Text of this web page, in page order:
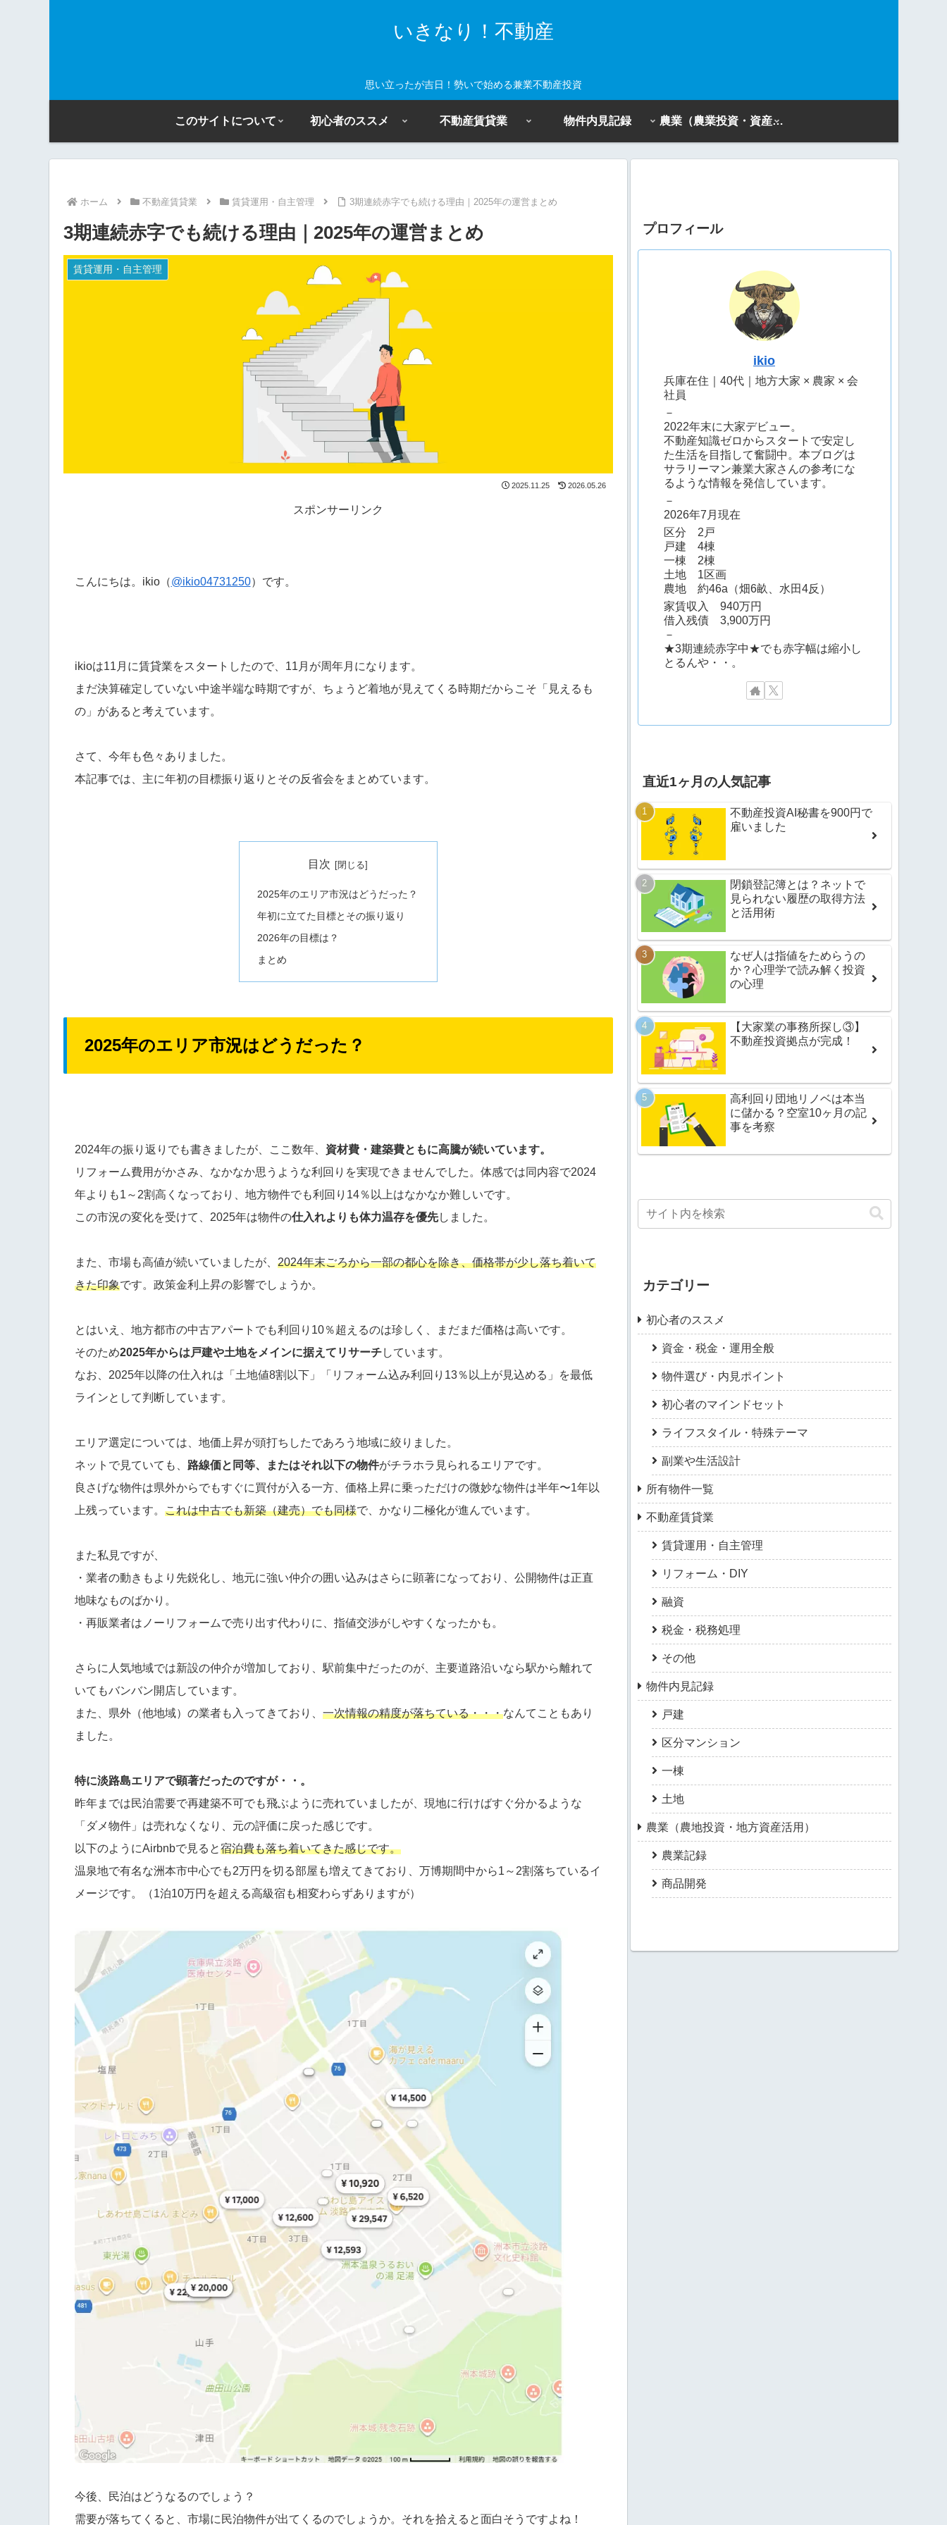
いきなり！不動産
思い立ったが吉日！勢いで始める兼業不動産投資
このサイトについて 初心者のススメ 不動産賃貸業 物件内見記録 農業（農業投資・資産活用）
ホーム 不動産賃貸業 賃貸運用・自主管理 3期連続赤字でも続ける理由｜2025年の運営まとめ
3期連続赤字でも続ける理由｜2025年の運営まとめ
賃貸運用・自主管理
2025.11.25 2026.05.26
スポンサーリンク
こんにちは。ikio（@ikio04731250）です。
ikioは11月に賃貸業をスタートしたので、11月が周年月になります。
まだ決算確定していない中途半端な時期ですが、ちょうど着地が見えてくる時期だからこそ「見えるも
の」があると考えています。
さて、今年も色々ありました。
本記事では、主に年初の目標振り返りとその反省会をまとめています。
目次
2025年のエリア市況はどうだった？
年初に立てた目標とその振り返り
2026年の目標は？
まとめ
2025年のエリア市況はどうだった？
2024年の振り返りでも書きましたが、ここ数年、 資材費・建築費ともに高騰が続いています。
リフォーム費用がかさみ、なかなか思うような利回りを実現できませんでした。体感では同内容で2024
年よりも1～2割高くなっており、地方物件でも利回り14％以上はなかなか難しいです。
この市況の変化を受けて、2025年は物件の仕入れよりも体力温存を優先しました。
また、市場も高値が続いていましたが、 2024年末ごろから一部の都心を除き、価格帯が少し落ち着いて
きた印象です。政策金利上昇の影響でしょうか。
とはいえ、地方都市の中古アパートでも利回り10％超えるのは珍しく、まだまだ価格は高いです。
そのため2025年からは戸建や土地をメインに据えてリサーチしています。
なお、2025年以降の仕入れは「土地値8割以下」「リフォーム込み利回り13％以上が見込める」を最低
ラインとして判断しています。
エリア選定については、地価上昇が頭打ちしたであろう地域に絞りました。
ネットで見ていても、 路線価と同等、またはそれ以下の物件がチラホラ見られるエリアです。
良さげな物件は県外からでもすぐに買付が入る一方、価格上昇に乗っただけの微妙な物件は半年〜1年以
上残っています。 これは中古でも新築（建売）でも同様で、かなり二極化が進んでいます。
また私見ですが、
・業者の動きもより先鋭化し、地元に強い仲介の囲い込みはさらに顕著になっており、公開物件は正直
地味なものばかり。
・再販業者はノーリフォームで売り出す代わりに、指値交渉がしやすくなったかも。
さらに人気地域では新設の仲介が増加しており、駅前集中だったのが、主要道路沿いなら駅から離れて
いてもバンバン開店しています。
また、県外（他地域）の業者も入ってきており、 一次情報の精度が落ちている・・・なんてこともあり
ました。
特に淡路島エリアで顕著だったのですが・・。
昨年までは民泊需要で再建築不可でも飛ぶように売れていましたが、現地に行けばすぐ分かるような
「ダメ物件」は売れなくなり、元の評価に戻った感じです。
以下のようにAirbnbで見ると宿泊費も落ち着いてきた感じです。
温泉地で有名な洲本市中心でも2万円を切る部屋も増えてきており、万博期間中から1～2割落ちているイ
メージです。（1泊10万円を超える高級宿も相変わらずありますが）
今後、民泊はどうなるのでしょう？
需要が落ちてくると、市場に民泊物件が出てくるのでしょうか。それを拾えると面白そうですよね！
プロフィール
ikio
兵庫在住｜40代｜地方大家 × 農家 × 会
社員
－
2022年末に大家デビュー。
不動産知識ゼロからスタートで安定し
た生活を目指して奮闘中。本ブログは
サラリーマン兼業大家さんの参考にな
るような情報を発信しています。
－
2026年7月現在
区分 2戸
戸建 4棟
一棟 2棟
土地 1区画
農地 約46a（畑6畝、水田4反）
家賃収入 940万円
借入残債 3,900万円
－
★3期連続赤字中★でも赤字幅は縮小し
とるんや・・。
直近1ヶ月の人気記事
不動産投資AI秘書を900円で
雇いました
閉鎖登記簿とは？ネットで
見られない履歴の取得方法
と活用術
なぜ人は指値をためらうの
か？心理学で読み解く投資
の心理
【大家業の事務所探し③】
不動産投資拠点が完成！
高利回り団地リノベは本当
に儲かる？空室10ヶ月の記
事を考察
カテゴリー
初心者のススメ
資金・税金・運用全般
物件選び・内見ポイント
初心者のマインドセット
ライフスタイル・特殊テーマ
副業や生活設計
所有物件一覧
不動産賃貸業
賃貸運用・自主管理
リフォーム・DIY
融資
税金・税務処理
その他
物件内見記録
戸建
区分マンション
一棟
土地
農業（農地投資・地方資産活用）
農業記録
商品開発